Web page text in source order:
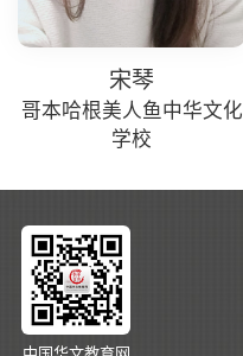
宋琴
哥本哈根美人鱼中华文化
学校